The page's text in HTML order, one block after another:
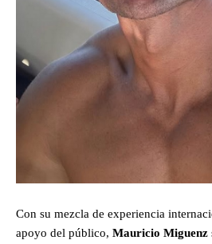
Con su mezcla de experiencia
apoyo del público, Mauricio Miguenz